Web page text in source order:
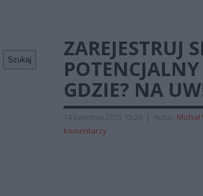
Szukaj
ZAREJESTRUJ
GDZIE? NA
14 kwietnia 2015 15:20 | Autor:
komentarzy